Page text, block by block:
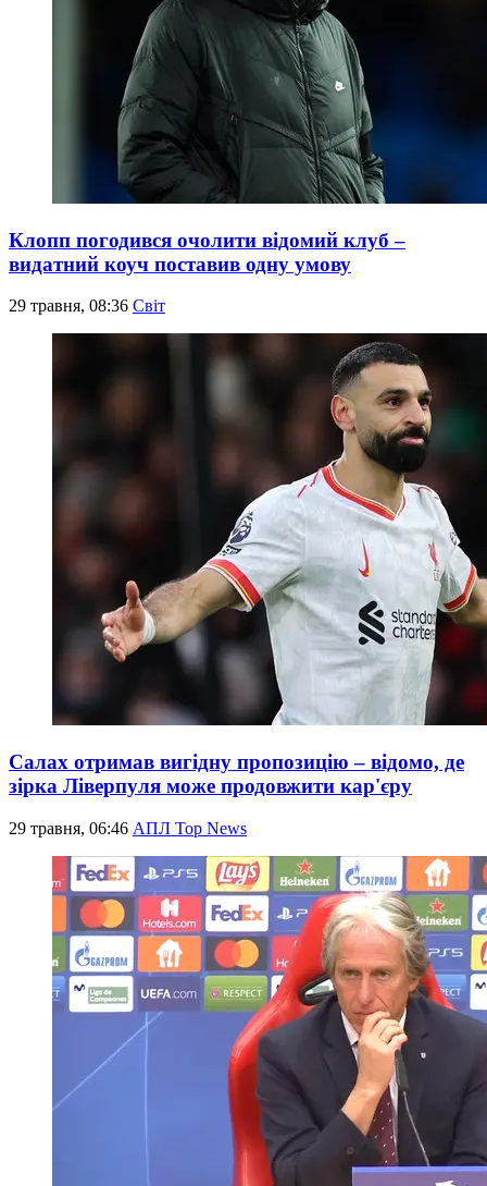
Клопп погодився очолити відомий клуб –
видатний коуч поставив одну умову
29 травня, 08:36 Світ
Салах отримав вигідну пропозицію – відомо, де
зірка Ліверпуля може продовжити кар'єру
29 травня, 06:46 АПЛ Top News